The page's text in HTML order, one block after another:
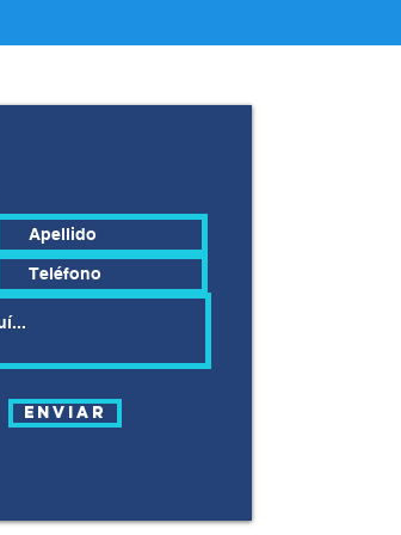
Enviar